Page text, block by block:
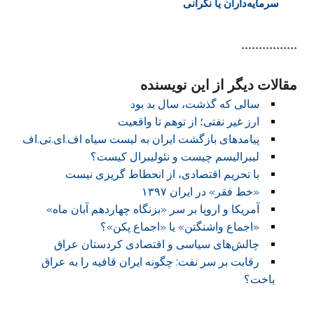
سرمایه‌داران یا نگرانی
****************
مقالات دیگر از این نویسنده
سالی که گذشت، سال بد بود
ارز غیر نفتی؛ از توهم تا واقعیت
پیامدهای بازگشت ایران به لیست سیاه اف.ای.تی.اف
لیبرالیسم چیست و نئولیبرال کیست؟
با تحریم اقتصادی، از انحطاط گریزی نیست
«خط فقر» در ایران ۱۳۹۷
آمریکا و اروپا بر سر «بزنگاه چهاردهم آبان ماه»
«اجماع واشنگتن» یا «اجماع پکن»؟
چالش‌های سیاسی و اقتصادی کردستان عراق
رقابت بر سر نفت: چگونه ایران قافیه را به عراق
باخت؟